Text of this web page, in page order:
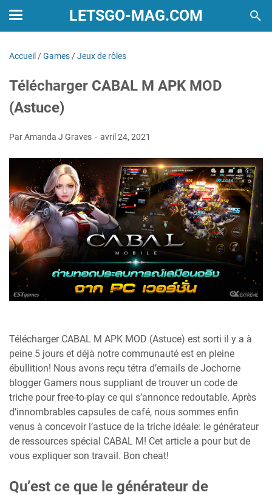
LETSGO-MAG.COM
Accueil /Games /Jeux de rôles
Télécharger CABAL M APK MOD
(Astuce)
Par Amanda J Graves avril 24, 2021
Télécharger CABAL M APK MOD (Astuce) est sorti il y a à
peine 5 jours et déjà notre communauté est en pleine
ébullition! Nous avons reçu tétra d’emails de Jochorne
blogger Gamers nous suppliant de trouver un code de
triche pour free-to-play ce qui s’annonce redoutable. Après
d’innombrables capsules de café, nous sommes enfin
venus à concevoir l’astuce de la triche idéale: le générateur
de ressources spécial CABAL M! Cet article a pour but de
vous expliquer son travail. Bon cheat!
Qu’est ce que le générateur de